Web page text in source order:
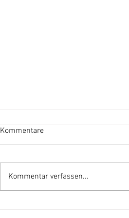
Kommentare
Kommentar verfassen...